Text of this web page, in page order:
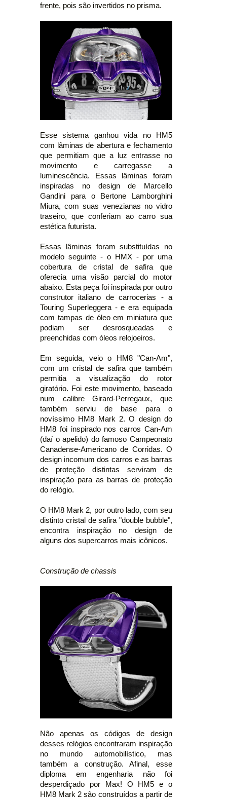
frente, pois são invertidos no prisma.
Esse sistema ganhou vida no HM5
com lâminas de abertura e fechamento
que permitiam que a luz entrasse no
movimento e carregasse a
luminescência. Essas lâminas foram
inspiradas no design de Marcello
Gandini para o Bertone Lamborghini
Miura, com suas venezianas no vidro
traseiro, que conferiam ao carro sua
estética futurista.
Essas lâminas foram substituídas no
modelo seguinte - o HMX - por uma
cobertura de cristal de safira que
oferecia uma visão parcial do motor
abaixo. Esta peça foi inspirada por outro
construtor italiano de carrocerias - a
Touring Superleggera - e era equipada
com tampas de óleo em miniatura que
podiam ser desrosqueadas e
preenchidas com óleos relojoeiros.
Em seguida, veio o HM8 "Can-Am",
com um cristal de safira que também
permitia a visualização do rotor
giratório. Foi este movimento, baseado
num calibre Girard-Perregaux, que
também serviu de base para o
novíssimo HM8 Mark 2. O design do
HM8 foi inspirado nos carros Can-Am
(daí o apelido) do famoso Campeonato
Canadense-Americano de Corridas. O
design incomum dos carros e as barras
de proteção distintas serviram de
inspiração para as barras de proteção
do relógio.
O HM8 Mark 2, por outro lado, com seu
distinto cristal de safira "double bubble",
encontra inspiração no design de
alguns dos supercarros mais icônicos.
Construção de chassis
Não apenas os códigos de design
desses relógios encontraram inspiração
no mundo automobilístico, mas
também a construção. Afinal, esse
diploma em engenharia não foi
desperdiçado por Max! O HM5 e o
HM8 Mark 2 são construídos a partir de